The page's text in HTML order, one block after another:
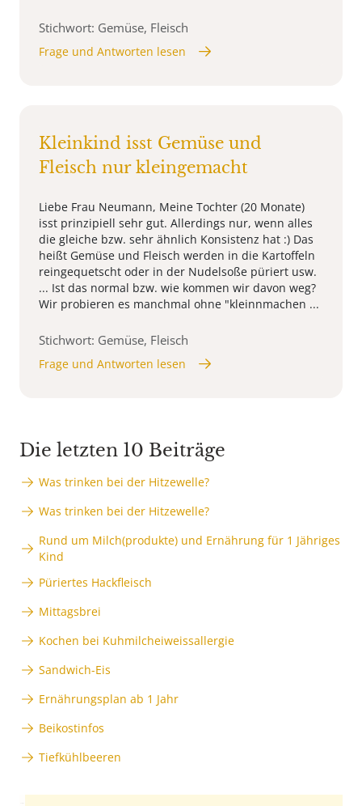
Stichwort: Gemüse, Fleisch
Frage und Antworten lesen
Kleinkind isst Gemüse und
Fleisch nur kleingemacht
Liebe Frau Neumann, Meine Tochter (20 Monate)
isst prinzipiell sehr gut. Allerdings nur, wenn alles
die gleiche bzw. sehr ähnlich Konsistenz hat :) Das
heißt Gemüse und Fleisch werden in die Kartoffeln
reingequetscht oder in der Nudelsoße püriert usw.
... Ist das normal bzw. wie kommen wir davon weg?
Wir probieren es manchmal ohne "kleinnmachen ...
Stichwort: Gemüse, Fleisch
Frage und Antworten lesen
Die letzten 10 Beiträge
Was trinken bei der Hitzewelle?
Was trinken bei der Hitzewelle?
Rund um Milch(produkte) und Ernährung für 1 Jähriges
Kind
Püriertes Hackfleisch
Mittagsbrei
Kochen bei Kuhmilcheiweissallergie
Sandwich-Eis
Ernährungsplan ab 1 Jahr
Beikostinfos
Tiefkühlbeeren